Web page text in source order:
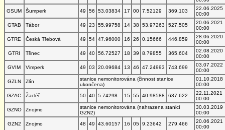
GSUM
Šumperk 49 56 53.03834 17 00 7.52129 369.103
22.06.2025
00:00
GTAB
Tábor 49 23 55.99758 14 38 53.97263 527.505
20.06.2021
00:00
GTRE
Česká Třebová 49 54 47.96000 16 26 0.15666 446.859
28.06.2020
00:00
GTRI
Třinec 49 40 56.72527 18 39 8.79855 365.604
02.08.2020
00:00
GVIM
Vimperk 49 03 20.09684 13 46 47.24993 743.699
03.07.2022
00:00
GZLN
Zlín
stanice nemonitorována (činnost stanice
ukončena)
01.10.2018
00:00
GZAC
Žacléř 50 40 5.74298 15 55 40.98588 637.622
22.11.2021
00:00
GZNO
Znojmo
stanice nemonitorována (nahrazena stanicí
GZN2)
30.03.2019
00:00
GZN2
Znojmo 48 49 43.60157 16 05 9.23642 279.466
20.06.2021
00:00